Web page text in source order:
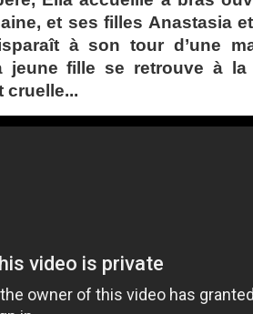
et ses filles Anastasia
à son tour d’une
jeune fille se retrouve à
cruelle...